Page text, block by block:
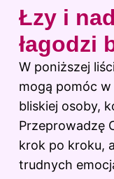
Łzy i
łagodzi
W poniższej
mogą pomóc
bliskiej osoby,
Przeprowadzę
krok po kroku,
trudnych